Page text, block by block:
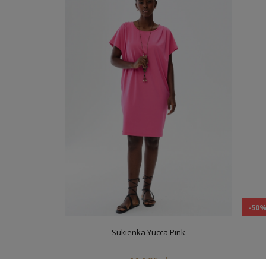
-
Sukienka Yucca Pink